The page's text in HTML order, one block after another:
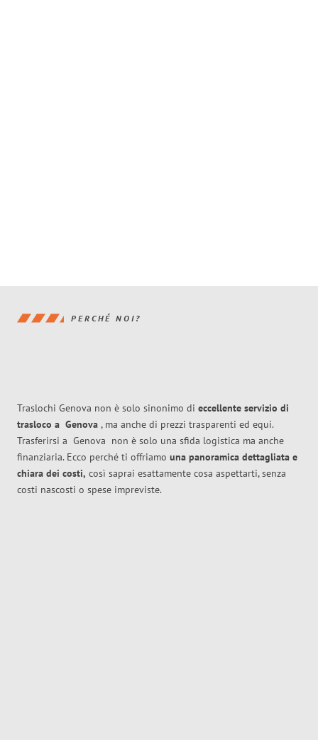
PERCHÉ NOI?
Traslochi Genova non è solo sinonimo di eccellente servizio di
trasloco a Genova , ma anche di prezzi trasparenti ed equi.
Trasferirsi a Genova non è solo una sfida logistica ma anche
finanziaria. Ecco perché ti offriamo una panoramica dettagliata e
chiara dei costi, così saprai esattamente cosa aspettarti, senza
costi nascosti o spese impreviste.